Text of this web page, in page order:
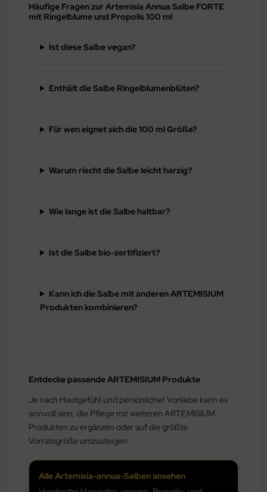
Häufige Fragen zur Artemisia Annua Salbe FORTE
mit Ringelblume und Propolis 100 ml
Ist diese Salbe vegan?
Enthält die Salbe Ringelblumenblüten?
Für wen eignet sich die 100 ml Größe?
Warum riecht die Salbe leicht harzig?
Wie lange ist die Salbe haltbar?
Ist die Salbe bio-zertifiziert?
Kann ich die Salbe mit anderen ARTEMISIUM
Produkten kombinieren?
Entdecke passende ARTEMISIUM Produkte
Je nach Hautgefühl und persönlicher Vorliebe kann es
sinnvoll sein, die Pflege mit weiteren ARTEMISIUM
Produkten zu ergänzen oder auf die größte
Vorratsgröße umzusteigen.
Alle Artemisia-annua-Salben ansehen